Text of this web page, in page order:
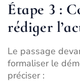
Étape 3 :
rédiger
Le passage
formaliser le
préciser :